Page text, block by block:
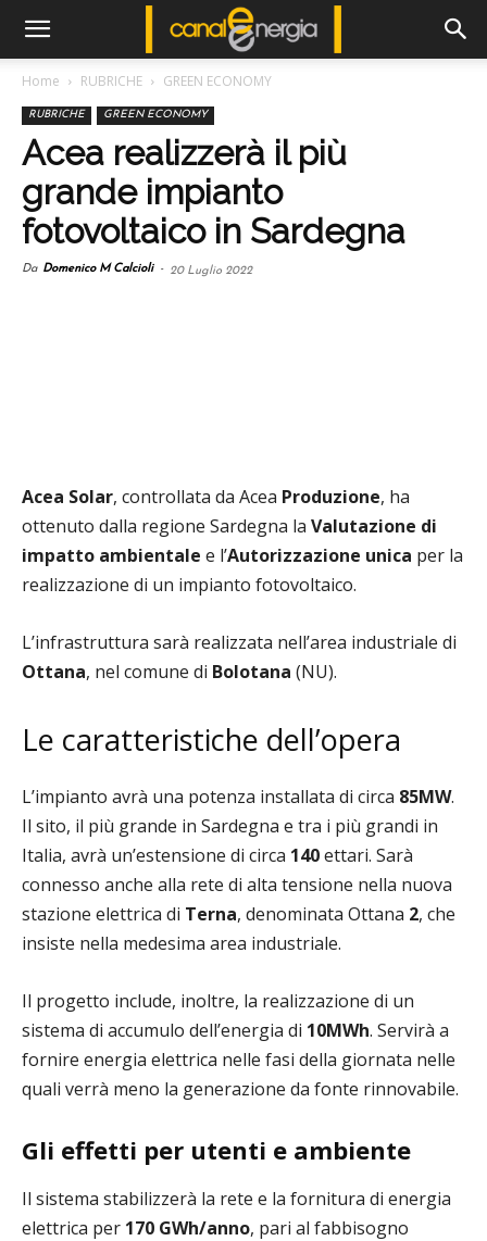
Home RUBRICHE GREEN ECONOMY
RUBRICHE GREEN ECONOMY
Acea realizzerà il più
grande impianto
fotovoltaico in Sardegna
Da Domenico M Calcioli - 20 Luglio 2022
Acea Solar, controllata da Acea Produzione, ha
ottenuto dalla regione Sardegna la Valutazione di
impatto ambientale e l’Autorizzazione unica per la
realizzazione di un impianto fotovoltaico.
L’infrastruttura sarà realizzata nell’area industriale di
Ottana, nel comune di Bolotana (NU).
Le caratteristiche dell’opera
L’impianto avrà una potenza installata di circa 85MW.
Il sito, il più grande in Sardegna e tra i più grandi in
Italia, avrà un’estensione di circa 140ettari. Sarà
connesso anche alla rete di alta tensione nella nuova
stazione elettrica di Terna, denominata Ottana 2, che
insiste nella medesima area industriale.
Il progetto include, inoltre, la realizzazione di un
sistema di accumulo dell’energia di 10MWh. Servirà a
fornire energia elettrica nelle fasi della giornata nelle
quali verrà meno la generazione da fonte rinnovabile.
Gli effetti per utenti e ambiente
Il sistema stabilizzerà la rete e la fornitura di energia
elettrica per 170 GWh/anno, pari al fabbisogno